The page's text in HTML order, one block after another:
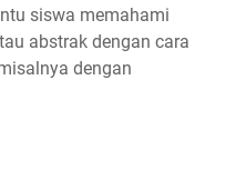
siswa memahami
abstrak dengan cara
dengan